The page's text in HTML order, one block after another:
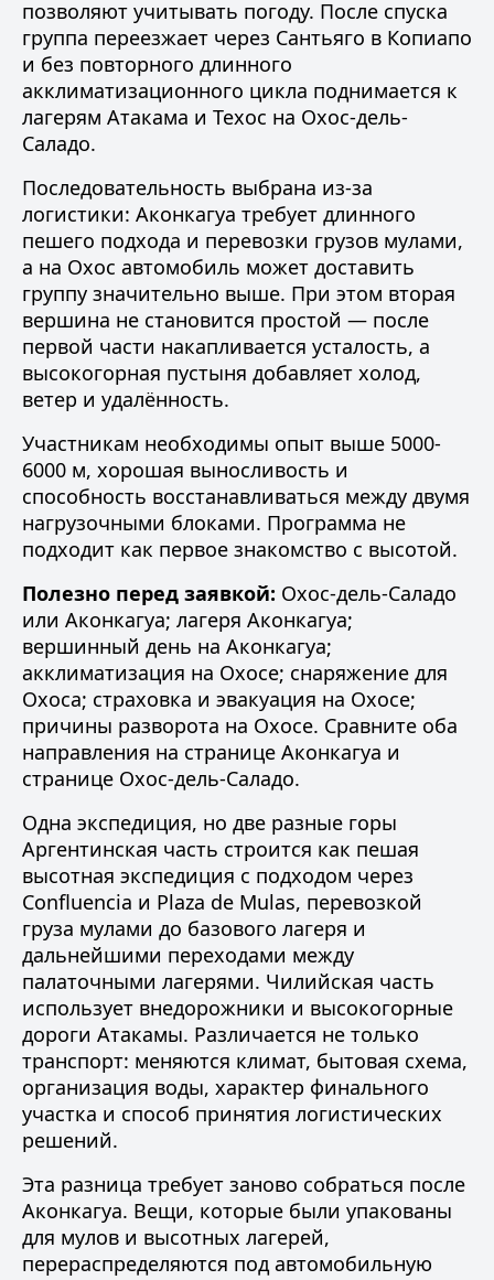
позволяют учитывать погоду. После спуска
группа переезжает через Сантьяго в Копиапо
и без повторного длинного
акклиматизационного цикла поднимается к
лагерям Атакама и Техос на Охос-дель-
Саладо.
Последовательность выбрана из-за
логистики: Аконкагуа требует длинного
пешего подхода и перевозки грузов мулами,
а на Охос автомобиль может доставить
группу значительно выше. При этом вторая
вершина не становится простой — после
первой части накапливается усталость, а
высокогорная пустыня добавляет холод,
ветер и удалённость.
Участникам необходимы опыт выше 5000-
6000 м, хорошая выносливость и
способность восстанавливаться между двумя
нагрузочными блоками. Программа не
подходит как первое знакомство с высотой.
Полезно перед заявкой: Охос-дель-Саладо
или Аконкагуа; лагеря Аконкагуа;
вершинный день на Аконкагуа;
акклиматизация на Охосе; снаряжение для
Охоса; страховка и эвакуация на Охосе;
причины разворота на Охосе. Сравните оба
направления на странице Аконкагуа и
странице Охос-дель-Саладо.
Одна экспедиция, но две разные горы
Аргентинская часть строится как пешая
высотная экспедиция с подходом через
Confluencia и Plaza de Mulas, перевозкой
груза мулами до базового лагеря и
дальнейшими переходами между
палаточными лагерями. Чилийская часть
использует внедорожники и высокогорные
дороги Атакамы. Различается не только
транспорт: меняются климат, бытовая схема,
организация воды, характер финального
участка и способ принятия логистических
решений.
Эта разница требует заново собраться после
Аконкагуа. Вещи, которые были упакованы
для мулов и высотных лагерей,
перераспределяются под автомобильную